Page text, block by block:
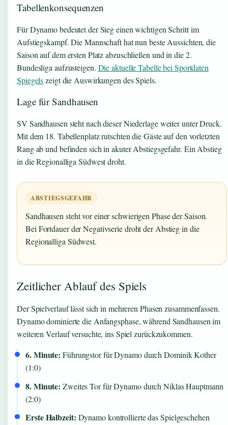
Tabellenkonsequenzen
Für Dynamo bedeutet der Sieg einen wichtigen Schritt im
Aufstiegskampf. Die Mannschaft hat nun beste Aussichten, die
Saison auf dem ersten Platz abzuschließen und in die 2.
Bundesliga aufzusteigen. Die aktuelle Tabelle bei Sportdaten
Spiegelszeigt die Auswirkungen des Spiels.
Lage für Sandhausen
SV Sandhausen steht nach dieser Niederlage weiter unter Druck.
Mit dem 18. Tabellenplatz rutschten die Gäste auf den vorletzten
Rang ab und befinden sich in akuter Abstiegsgefahr. Ein Abstieg
in die Regionalliga Südwest droht.
ABSTIEGSGEFAHR
Sandhausen steht vor einer schwierigen Phase der Saison.
Bei Fortdauer der Negativserie droht der Abstieg in die
Regionalliga Südwest.
Zeitlicher Ablauf des Spiels
Der Spielverlauf lässt sich in mehreren Phasen zusammenfassen.
Dynamo dominierte die Anfangsphase, während Sandhausen im
weiteren Verlauf versuchte, ins Spiel zurückzukommen.
6. Minute: Führungstor für Dynamo durch Dominik Kother
(1:0)
8. Minute: Zweites Tor für Dynamo durch Niklas Hauptmann
(2:0)
Erste Halbzeit: Dynamo kontrollierte das Spielgeschehen